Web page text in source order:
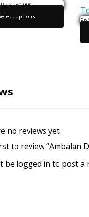
Rp2,280,000
options
Rp
no reviews yet.
to review “Ambalan
be logged in to post a